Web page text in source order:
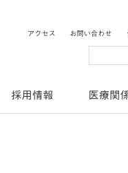
採用情報 医療関
アクセス お問い合わせ